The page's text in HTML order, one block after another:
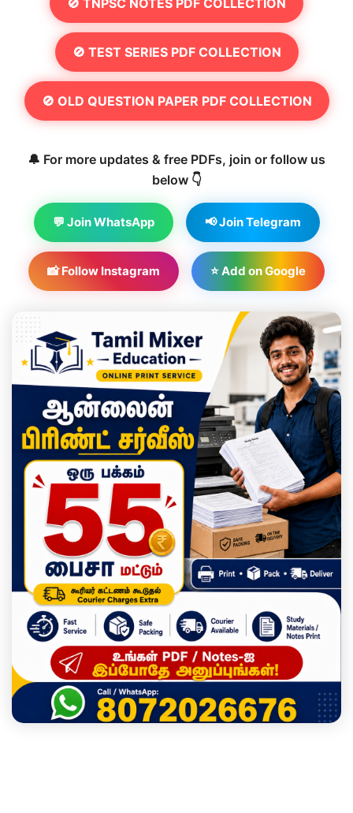
🚫 TEST SERIES PDF COLLECTION
🚫 OLD QUESTION PAPER PDF COLLECTION
🔔 For more updates & free PDFs, join or follow us
below 👇
💬 Join WhatsApp 📢 Join Telegram
📸 Follow Instagram ⭐ Add on Google